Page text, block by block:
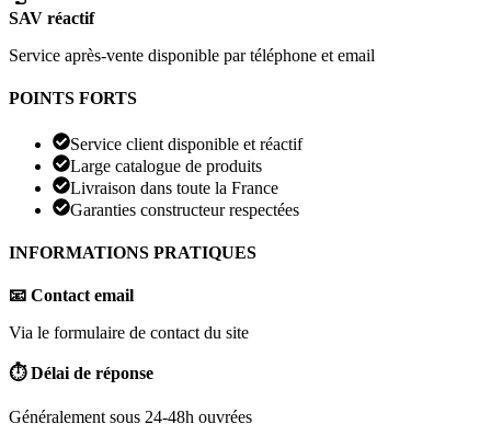
SAV réactif
Service après-vente disponible par téléphone et email
POINTS FORTS
Service client disponible et réactif
Large catalogue de produits
Livraison dans toute la France
Garanties constructeur respectées
INFORMATIONS PRATIQUES
📧 Contact email
Via le formulaire de contact du site
⏱️ Délai de réponse
Généralement sous 24-48h ouvrées